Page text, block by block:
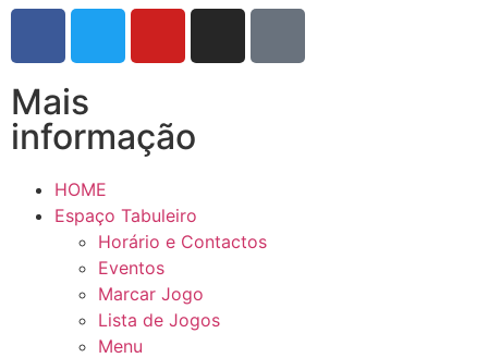
Mais
informação
HOME
Espaço Tabuleiro
Horário e Contactos
Eventos
Marcar Jogo
Lista de Jogos
Menu